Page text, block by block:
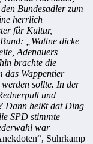
Bundesadler zum
herrlich
für Kultur,
„Wattne dicke
Adenauers
brachte die
das Wappentier
werden sollte. In der
und
Dann heißt dat Ding
SPD stimmte
war
Suhrkamp